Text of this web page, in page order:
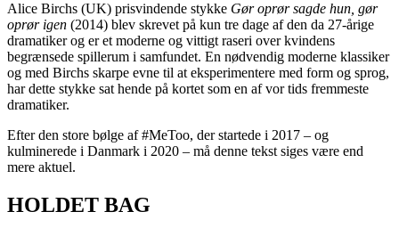
Alice Birchs (UK) prisvindende stykke Gør oprør sagde hun, gør
oprør igen (2014) blev skrevet på kun tre dage af den da 27-årige
dramatiker og er et moderne og vittigt raseri over kvindens
begrænsede spillerum i samfundet. En nødvendig moderne klassiker
og med Birchs skarpe evne til at eksperimentere med form og sprog,
har dette stykke sat hende på kortet som en af vor tids fremmeste
dramatiker.
Efter den store bølge af #MeToo, der startede i 2017 – og
kulminerede i Danmark i 2020 – må denne tekst siges være end
mere aktuel.
HOLDET BAG